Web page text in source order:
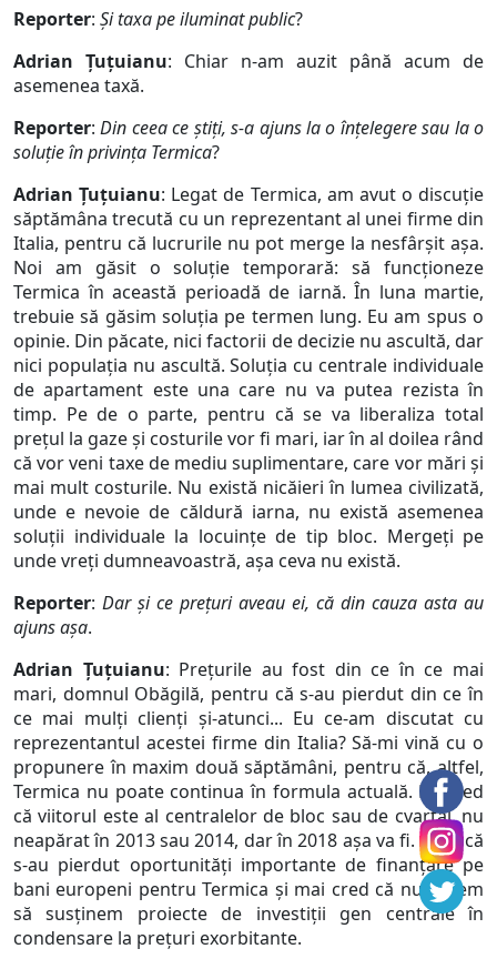
Reporter: Și taxa pe iluminat public?
Adrian Țuțuianu: Chiar n-am auzit până acum de
asemenea taxă.
Reporter:Din ceea ce știți, s-a ajuns la o înțelegere sau la o
soluție în privința Termica?
Adrian Țuțuianu: Legat de Termica, am avut o discuție
săptămâna trecută cu un reprezentant al unei firme din
Italia, pentru că lucrurile nu pot merge la nesfârșit așa.
Noi am găsit o soluție temporară: să funcționeze
Termica în această perioadă de iarnă. În luna martie,
trebuie să găsim soluția pe termen lung. Eu am spus o
opinie. Din păcate, nici factorii de decizie nu ascultă, dar
nici populația nu ascultă. Soluția cu centrale individuale
de apartament este una care nu va putea rezista în
timp. Pe de o parte, pentru că se va liberaliza total
prețul la gaze și costurile vor fi mari, iar în al doilea rând
că vor veni taxe de mediu suplimentare, care vor mări și
mai mult costurile. Nu există nicăieri în lumea civilizată,
unde e nevoie de căldură iarna, nu există asemenea
soluții individuale la locuințe de tip bloc. Mergeți pe
unde vreți dumneavoastră, așa ceva nu există.
Reporter: Dar și ce prețuri aveau ei, că din cauza asta au
ajuns așa.
Adrian Țuțuianu: Prețurile au fost din ce în ce mai
mari, domnul Obăgilă, pentru că s-au pierdut din ce în
ce mai mulți clienți și-atunci... Eu ce-am discutat cu
reprezentantul acestei firme din Italia? Să-mi vină cu o
propunere în maxim două săptămâni, pentru că, altfel,
Termica nu poate continua în formula actuală. Eu cred
că viitorul este al centralelor de bloc sau de cvartal, nu
neapărat în 2013 sau 2014, dar în 2018 așa va fi. Cred că
s-au pierdut oportunități importante de finanțare pe
bani europeni pentru Termica și mai cred că nu putem
să susținem proiecte de investiții gen centrale în
condensare la prețuri exorbitante.